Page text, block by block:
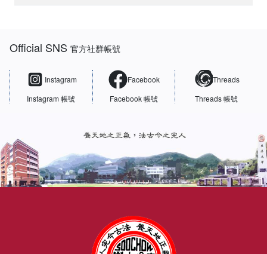
Official SNS官方社群帳號
Instagram
Instagram 帳號
Facebook
Facebook 帳號
Threads
Threads 帳號